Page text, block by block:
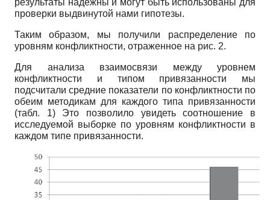
результаты надежны и могут быть использованы для
проверки выдвинутой нами гипотезы.
Таким образом, мы получили распределение по
уровням конфликтности, отраженное на рис. 2.
Для анализа взаимосвязи между уровнем
конфликтности и типом привязанности мы
подсчитали средние показатели по конфликтности по
обеим методикам для каждого типа привязанности
(табл. 1) Это позволило увидеть соотношение в
исследуемой выборке по уровням конфликтности в
каждом типе привязанности.